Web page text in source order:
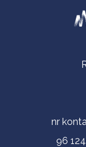
Contact
nr
96